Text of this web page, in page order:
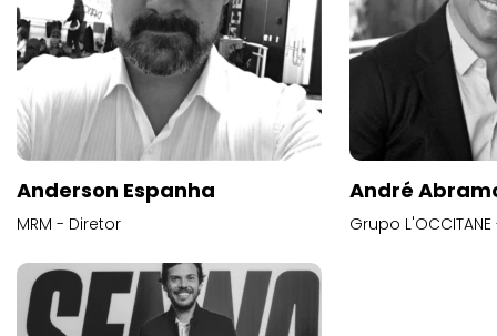
Anderson Espanha
MRM - Diretor
André
Grupo